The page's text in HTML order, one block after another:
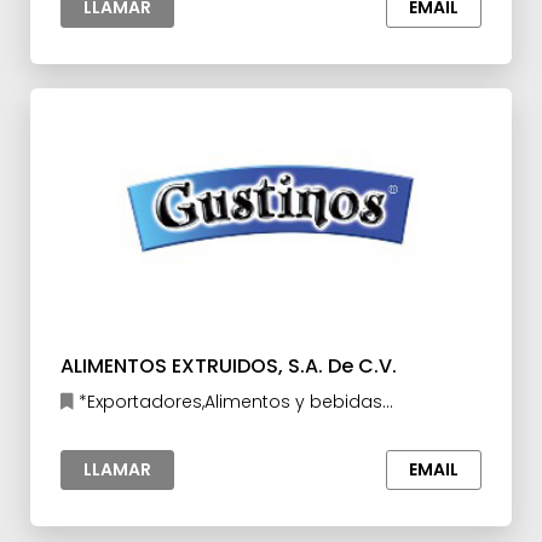
LLAMAR EMAIL
ALIMENTOS EXTRUIDOS, S.A. De C.V.
*Exportadores,Alimentos y bebidas
LLAMAR
EMAIL